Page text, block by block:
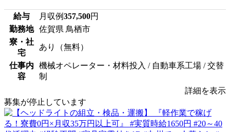
給与 月収例357,500円
勤務地
佐賀県 鳥栖市
寮・社
宅
あり（無料）
仕事内
容
機械オペレーター・材料投入 / 自動車系工場 / 交替
制
詳細を表示
募集が停止しています